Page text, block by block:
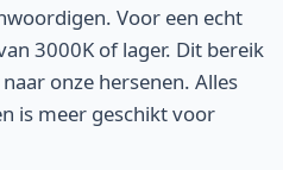
Voor een echt
3000K of lager. Dit bereik
onze hersenen. Alles
is meer geschikt voor